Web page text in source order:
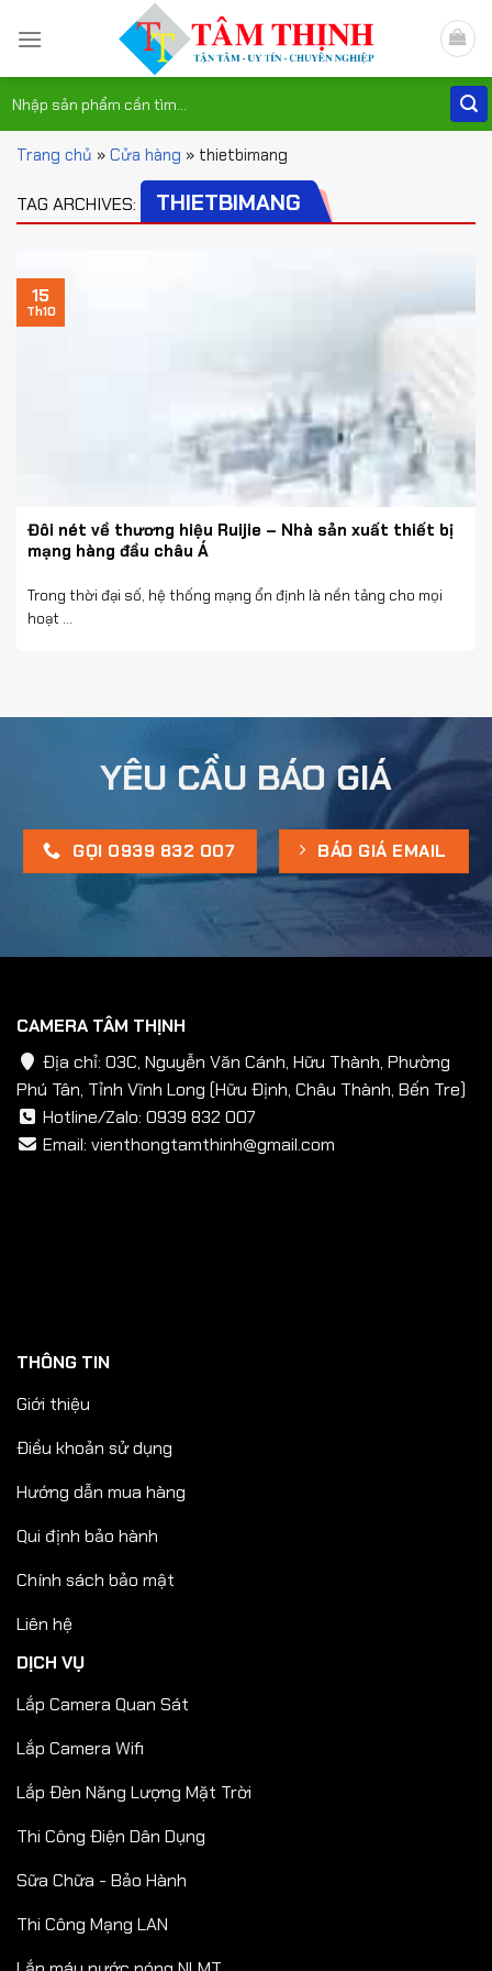
kiếm:
Trang chủ » Cửa hàng » thietbimang
TAG ARCHIVES: THIETBIMANG
Đôi nét về thương hiệu Ruijie – Nhà sản xuất thiết bị
mạng hàng đầu châu Á
Trong thời đại số, hệ thống mạng ổn định là nền tảng cho mọi
hoạt ...
15
Th10
YÊU CẦU BÁO GIÁ
GỌI 0939 832 007 BÁO GIÁ EMAIL
CAMERA TÂM THỊNH
Địa chỉ: 03C, Nguyễn Văn Cánh, Hữu Thành, Phường
Phú Tân, Tỉnh Vĩnh Long (Hữu Định, Châu Thành, Bến Tre)
Hotline/Zalo: 0939 832 007
Email: vienthongtamthinh@gmail.com
THÔNG TIN
Giới thiệu
Điều khoản sử dụng
Hướng dẫn mua hàng
Qui định bảo hành
Chính sách bảo mật
Liên hệ
DỊCH VỤ
Lắp Camera Quan Sát
Lắp Camera Wifi
Lắp Đèn Năng Lượng Mặt Trời
Thi Công Điện Dân Dụng
Sữa Chữa - Bảo Hành
Thi Công Mạng LAN